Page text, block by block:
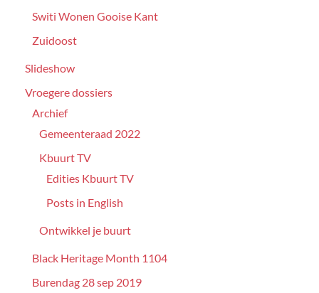
Switi Wonen Gooise Kant
Zuidoost
Slideshow
Vroegere dossiers
Archief
Gemeenteraad 2022
Kbuurt TV
Edities Kbuurt TV
Posts in English
Ontwikkel je buurt
Black Heritage Month 1104
Burendag 28 sep 2019